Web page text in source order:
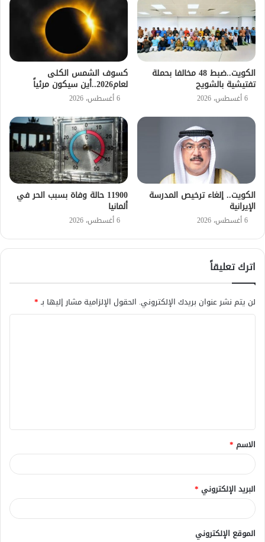
الكويت..ضبط 48 مخالفا بحملة
تفتيشية بالشويح
6 أغسطس، 2026
كسوف الشمس الكلى
لعام2026..أين سيكون مرئياً
6 أغسطس، 2026
الكويت.. إلغاء ترخيص المدرسة
الإيرانية
6 أغسطس، 2026
11900 حالة وفاة بسبب الحر في
ألمانيا
6 أغسطس، 2026
اترك تعليقاً
لن يتم نشر عنوان بريدك الإلكتروني. الحقول الإلزامية مشار إليها بـ*
ق
*
الاسم *
البريد الإلكتروني *
الموقع الإلكتروني